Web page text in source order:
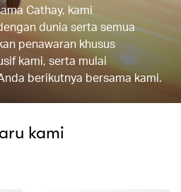
Cathay, kami
dunia serta semua
penawaran khusus
kami, serta mulai
berikutnya bersama kami.
kami